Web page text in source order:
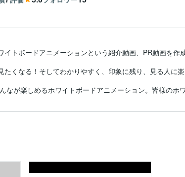
トボードアニメーションという紹介動画、PR動画を作
くなる！そしてわかりやすく、印象に残り、見る人に楽
なが楽しめるホワイトボードアニメーション。皆様のホ